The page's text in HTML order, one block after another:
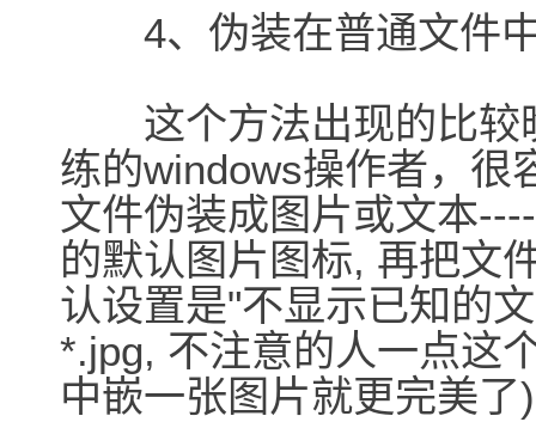
4、伪装在普通文件
这个方法出现的比较
练的windows操作者，很
文件伪装成图片或文本
的默认图片图标, 再把文
认设置是"不显示已知的
*.jpg, 不注意的人一点这
中嵌一张图片就更完美了